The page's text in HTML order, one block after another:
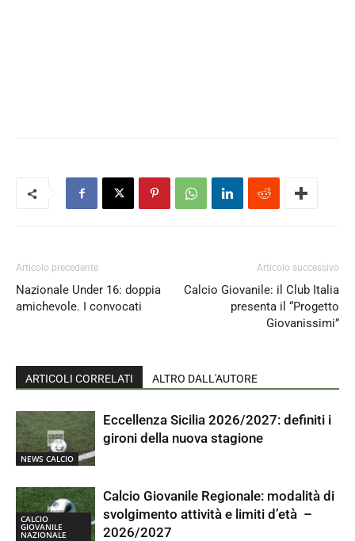
Articolo precedente
Nazionale Under 16: doppia
amichevole. I convocati
Articolo successivo
Calcio Giovanile: il Club Italia
presenta il “Progetto
Giovanissimi”
ARTICOLI CORRELATI ALTRO DALL'AUTORE
NEWS CALCIO
Eccellenza Sicilia 2026/2027: definiti i
gironi della nuova stagione
CALCIO
GIOVANILE
NAZIONALE
Calcio Giovanile Regionale: modalità di
svolgimento attività e limiti d’età –
2026/2027